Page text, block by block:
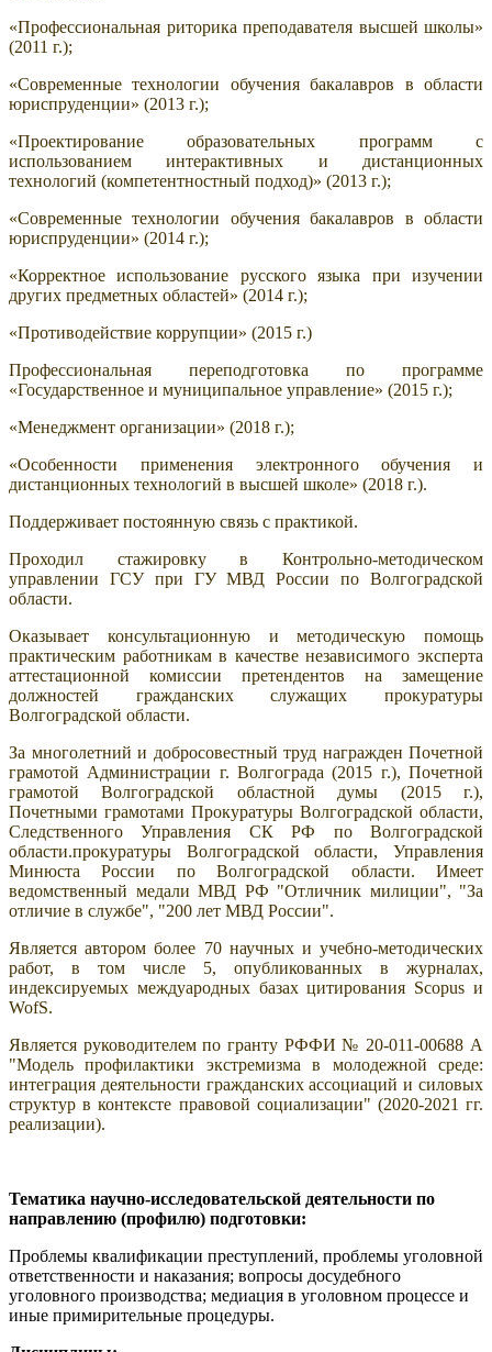
«Профессиональная риторика преподавателя высшей школы»
(2011 г.);
«Современные технологии обучения бакалавров в области
юриспруденции» (2013 г.);
«Проектирование образовательных программ с
использованием интерактивных и дистанционных
технологий (компетентностный подход)» (2013 г.);
«Современные технологии обучения бакалавров в области
юриспруденции» (2014 г.);
«Корректное использование русского языка при изучении
других предметных областей» (2014 г.);
«Противодействие коррупции» (2015 г.)
Профессиональная переподготовка по программе
«Государственное и муниципальное управление» (2015 г.);
«Менеджмент организации» (2018 г.);
«Особенности применения электронного обучения и
дистанционных технологий в высшей школе» (2018 г.).
Поддерживает постоянную связь с практикой.
Проходил стажировку в Контрольно-методическом
управлении ГСУ при ГУ МВД России по Волгоградской
области.
Оказывает консультационную и методическую помощь
практическим работникам в качестве независимого эксперта
аттестационной комиссии претендентов на замещение
должностей гражданских служащих прокуратуры
Волгоградской области.
За многолетний и добросовестный труд награжден Почетной
грамотой Администрации г. Волгограда (2015 г.), Почетной
грамотой Волгоградской областной думы (2015 г.),
Почетными грамотами Прокуратуры Волгоградской области,
Следственного Управления СК РФ по Волгоградской
области.прокуратуры Волгоградской области, Управления
Минюста России по Волгоградской области. Имеет
ведомственный медали МВД РФ "Отличник милиции", "За
отличие в службе", "200 лет МВД России".
Является автором более 70 научных и учебно-методических
работ, в том числе 5, опубликованных в журналах,
индексируемых междуародных базах цитирования Scopus и
WofS.
Является руководителем по гранту РФФИ № 20-011-00688 А
"Модель профилактики экстремизма в молодежной среде:
интеграция деятельности гражданских ассоциаций и силовых
структур в контексте правовой социализации" (2020-2021 гг.
реализации).
Тематика научно-исследовательской деятельности по
направлению (профилю) подготовки:
Проблемы квалификации преступлений, проблемы уголовной
ответственности и наказания; вопросы досудебного
уголовного производства; медиация в уголовном процессе и
иные примирительные процедуры.